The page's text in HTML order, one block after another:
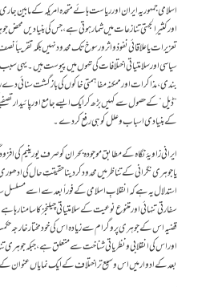
اسلامی جمہوریہ ایران اور ریاست ہائے متحدہ امریکہ کے مابین
اور کثیرالجہتی تنازعات میں شمار ہوتی ہے، جس کی بنیادیں
تعزیرات یا علاقائی نفوذ و اثرورسوخ تک محدود نہیں بلکہ تقریباً
سیاسی اور سلامتیاتی اختلافات کی تہوں میں پیوست ہیں۔ یہی
بندی، مذاکرات اور ممکنہ مفاہمتی خاکوں کی بازگشت سنائی دے
“ڈیل” کے حصول سے کہیں بڑھ کر ایک ایسے جامع اور پائیدار
کے بنیادی اسباب و علل کو ہی رفع کر دے۔
ایرانی زاویۂ نگاہ کے مطابق موجودہ بحران کو صرف یورینیم کی
یا جوہری نگرانی کے تناظر میں محدود کر دینا حقیقتِ حال کی
استدلال یہ ہے کہ انقلابِ اسلامی کے فوراً بعد سے اسے مسلسل
سفارتی تنہائی اور متنوع نوعیت کے سلامتیاتی چیلنجز کا سامنا
قضیہ اس کے جوہری پروگرام سے زیادہ اس کی خودمختار خارجہ
اور اس کی انقلابی و نظریاتی شناخت سے متعلق ہے، جبکہ
بعد کے ادوار میں اس وسیع تر اختلاف کے ایک نمایاں عنوان